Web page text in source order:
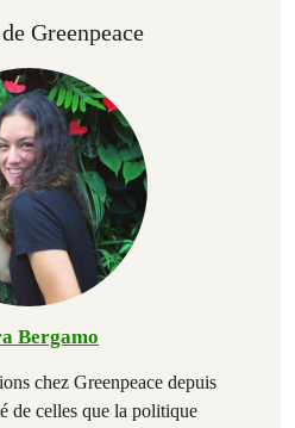
Greenpeace
Bergamo
chez Greenpeace depuis
de celles que la politique